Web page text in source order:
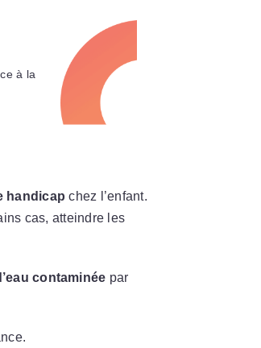
à la
handicap chez l’enfant.
cas, atteindre les
contaminée par